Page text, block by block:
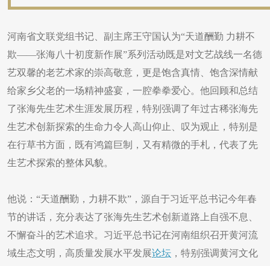
河南省文联党组书记、副主席王守国认为“天道酬勤 力耕不
欺——张海八十初度新作展”系列活动既是对文艺战线一名德
艺双馨的老艺术家的崇高敬意，更是饱含真情、饱含深情献
给家乡父老的一场精神盛宴，一腔拳拳爱心。他回顾和总结
了张海先生艺术生涯发展历程，特别强调了年过古稀张海先
生艺术创新探索的生命力令人高山仰止、叹为观止，特别是
在行草书方面，既有鸿篇巨制，又有精微的手札，代表了先
生艺术探索的整体风貌。
他说：“天道酬勤，力耕不欺”，源自于习近平总书记今年春
节的讲话，充分表达了张海先生艺术创新道路上自强不息、
不懈奋斗的艺术追求。习近平总书记在河南组织召开黄河流
域生态文明，高质量发展水平发展论坛 ，特别强调黄河文化